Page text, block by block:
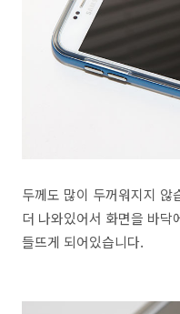
두께도 많이 두꺼워지지 않
더 나와있어서 화면을 바
들뜨게 되어있습니다.